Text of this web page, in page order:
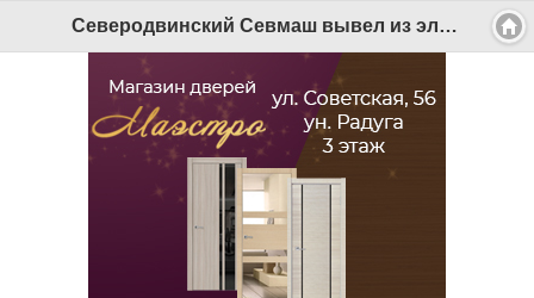
Северодвинский Севмаш вывел из эллинга первую блок-секцию плавучего дока «Сухона - Беломорканал Северодвинск tv29.ru